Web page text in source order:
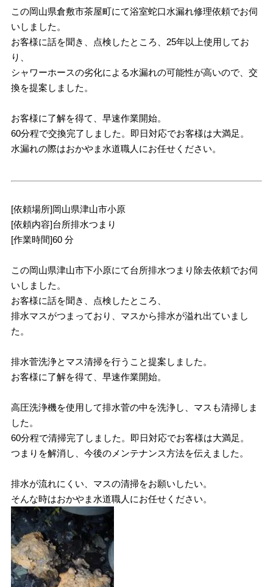
この岡山県倉敷市茶屋町にて浴室蛇口水漏れ修理依頼でお伺
いしました。
お客様に話を聞き、点検したところ、25年以上使用してお
り、
シャワーホースの劣化による水漏れの可能性が高いので、交
換を提案しました。
お客様に了解を得て、早速作業開始。
60分程で交換完了しました。即日対応でお客様は大満足。
水漏れの際はおかやま水道職人にお任せください。
[依頼場所]岡山県津山市小原
[依頼内容]台所排水つまり
[作業時間]60 分
この岡山県津山市下小原にて台所排水つまり除去依頼でお伺
いしました。
お客様に話を聞き、点検したところ、
排水マスがつまっており、マスから排水が溢れ出ていまし
た。
排水菅洗浄とマス清掃を行うこと提案しました。
お客様に了解を得て、早速作業開始。
高圧洗浄機を使用して排水菅の中を洗浄し、マスも清掃しま
した。
60分程で清掃完了しました。即日対応でお客様は大満足。
つまりを解消し、今後のメンテナンス方法を伝えました。
排水が流れにくい、マスの清掃をお願いしたい。
そんな時はおかやま水道職人にお任せください。